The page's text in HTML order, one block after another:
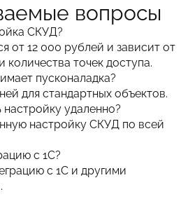
вопросы
СКУД?
от 12 000 рублей и зависит от
точек доступа.
пусконаладка?
для стандартных объектов.
удаленно?
настройку СКУД по всей
с 1С?
с 1С и другими